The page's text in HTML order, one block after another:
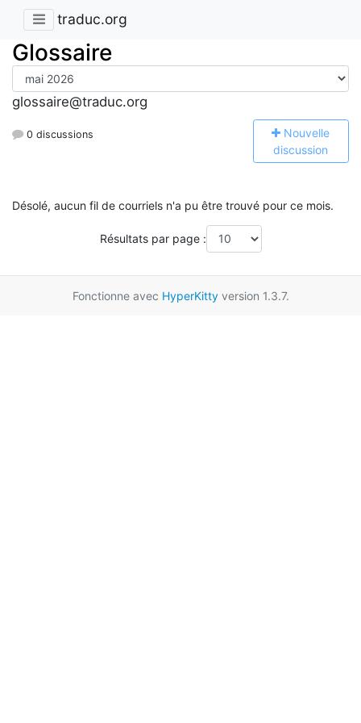
traduc.org
Glossaire
glossaire@traduc.org
0 discussions Nouvelle
discussion
Désolé, aucun fil de courriels n'a pu être trouvé pour ce mois.
Résultats par page :
Fonctionne avec HyperKittyversion 1.3.7.